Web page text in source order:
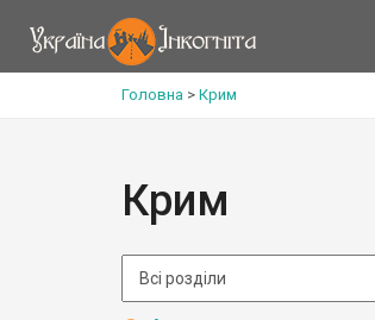
Головна > Крим
Крим